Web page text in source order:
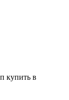
купить в